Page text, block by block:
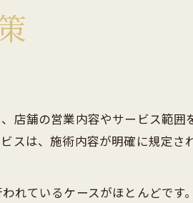
店舗の営業内容やサービス範囲
スは、施術内容が明確に規定さ
ているケースがほとんどです